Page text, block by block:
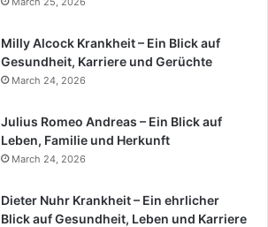
Milly Alcock Krankheit – Ein Blick auf
Gesundheit, Karriere und Gerüchte
March 24, 2026
Julius Romeo Andreas – Ein Blick auf
Leben, Familie und Herkunft
March 24, 2026
Dieter Nuhr Krankheit – Ein ehrlicher
Blick auf Gesundheit, Leben und Karriere